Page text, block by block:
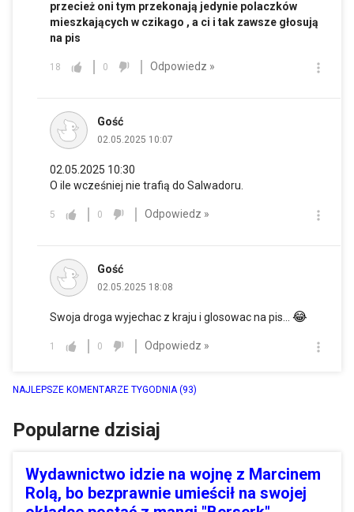
przecież oni tym przekonają jedynie polaczków
mieszkających w czikago , a ci i tak zawsze głosują
na pis
18 0 Odpowiedz »
Gość
02.05.2025 10:07
02.05.2025 10:30
O ile wcześniej nie trafią do Salwadoru.
5 0 Odpowiedz »
Gość
02.05.2025 18:08
Swoja droga wyjechac z kraju i glosowac na pis... 😂
1 0 Odpowiedz »
NAJLEPSZE KOMENTARZE TYGODNIA(93)
Popularne dzisiaj
Wydawnictwo idzie na wojnę z Marcinem
Rolą, bo bezprawnie umieścił na swojej